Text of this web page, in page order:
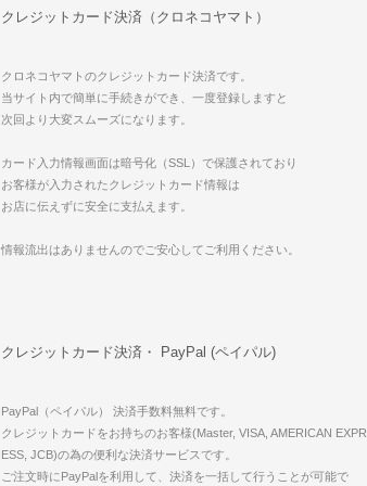
クレジットカード決済（クロネコヤマト）
クロネコヤマトのクレジットカード決済です。
当サイト内で簡単に手続きができ、一度登録しますと
次回より大変スムーズになります。
カード入力情報画面は暗号化（SSL）で保護されており
お客様が入力されたクレジットカード情報は
お店に伝えずに安全に支払えます。
情報流出はありませんのでご安心してご利用ください。
クレジットカード決済・ PayPal (ペイパル)
PayPal（ペイパル） 決済手数料無料です。
クレジットカードをお持ちのお客様(Master, VISA, AMERICAN EXPR
ESS, JCB)の為の便利な決済サービスです。
ご注文時にPayPalを利用して、決済を一括して行うことが可能で